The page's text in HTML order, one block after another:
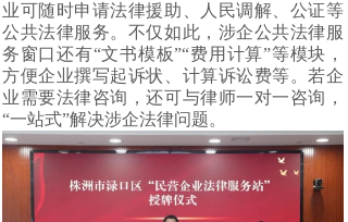
业可随时申请法律援助、人民调解、公证等
公共法律服务。不仅如此，涉企公共法律服
务窗口还有“文书模板”“费用计算”等模块，
方便企业撰写起诉状、计算诉讼费等。若企
业需要法律咨询，还可与律师一对一咨询，
“一站式”解决涉企法律问题。